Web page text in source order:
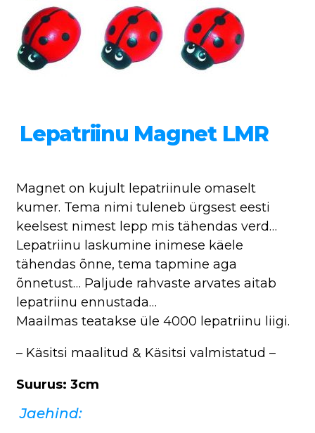
Lepatriinu Magnet LMR
Magnet on kujult lepatriinule omaselt
kumer. Tema nimi tuleneb ürgsest eesti
keelsest nimest lepp mis tähendas verd…
Lepatriinu laskumine inimese käele
tähendas õnne, tema tapmine aga
õnnetust… Paljude rahvaste arvates aitab
lepatriinu ennustada…
Maailmas teatakse üle 4000 lepatriinu liigi.
– Käsitsi maalitud & Käsitsi valmistatud –
Suurus: 3cm
Jaehind: